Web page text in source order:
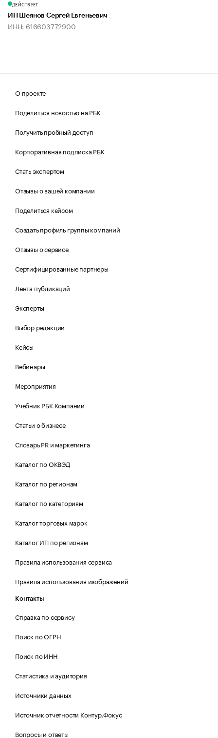
ДЕЙСТВУЕТ
ИП Шеянов Сергей Евгеньевич
ИНН: 616603772900
О проекте
Поделиться новостью на РБК
Получить пробный доступ
Корпоративная подписка РБК
Стать экспертом
Отзывы о вашей компании
Поделиться кейсом
Создать профиль группы компаний
Отзывы о сервисе
Сертифицированные партнеры
Лента публикаций
Эксперты
Выбор редакции
Кейсы
Вебинары
Мероприятия
Учебник РБК Компании
Статьи о бизнесе
Словарь PR и маркетинга
Каталог по ОКВЭД
Каталог по регионам
Каталог по категориям
Каталог торговых марок
Каталог ИП по регионам
Правила использования сервиса
Правила использования изображений
Контакты
Справка по сервису
Поиск по ОГРН
Поиск по ИНН
Статистика и аудитория
Источники данных
Источник отчетности Контур.Фокус
Вопросы и ответы